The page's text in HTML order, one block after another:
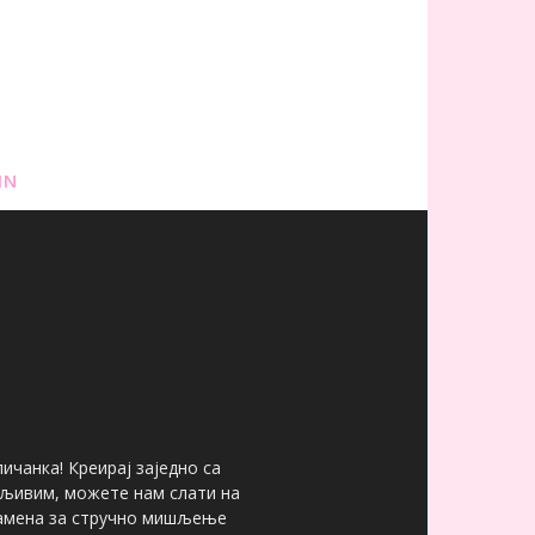
Креирај заједно са
можете нам слати на
за стручно мишљење